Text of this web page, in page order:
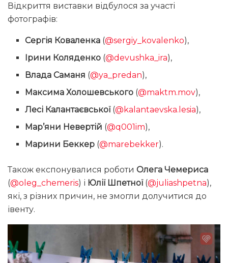
Відкриття виставки відбулося за участі
фотографів:
Сергія Коваленка (@sergiy_kovalenko),
Ірини Коляденко (@devushka_ira),
Влада Саманя (@ya_predan),
Максима Холошевського (@maktm.mov),
Лесі Калантаєвської(@kalantaevska.lesia),
Мар’яни Невертій (@q001im),
Марини Беккер (@marebekker).
Також експонувалися роботи Олега Чемериса
(@oleg_chemeris) і Юлії Шпетної (@juliashpetna),
які, з різних причин, не змогли долучитися до
івенту.